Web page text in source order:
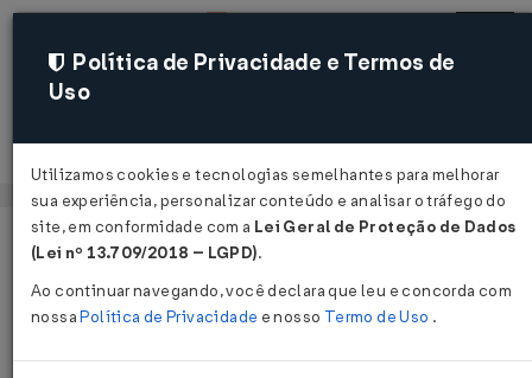
Acessar
Página Inicial Legislações
Decreto Nº 3025 DE 12/04/1999
Publicado no DOU em 13 abr 1999
Política de Privacidade e Termos de
Uso
Utilizamos cookies e tecnologias semelhantes para melhorar
sua experiência, personalizar conteúdo e analisar o tráfego do
site, em conformidade com a Lei Geral de Proteção de Dados
(Lei nº 13.709/2018 – LGPD).
Ao continuar navegando, você declara que leu e concorda com
nossaPolítica de Privacidade e nosso Termo de Uso .